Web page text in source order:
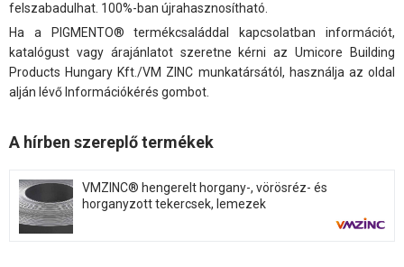
felszabadulhat. 100%-ban újrahasznosítható.
Ha a PIGMENTO® termékcsaláddal kapcsolatban információt,
katalógust vagy árajánlatot szeretne kérni az Umicore Building
Products Hungary Kft./VM ZINC munkatársától, használja az oldal
alján lévő Információkérés gombot.
A hírben szereplő termékek
VMZINC® hengerelt horgany-, vörösréz- és
horganyzott tekercsek, lemezek